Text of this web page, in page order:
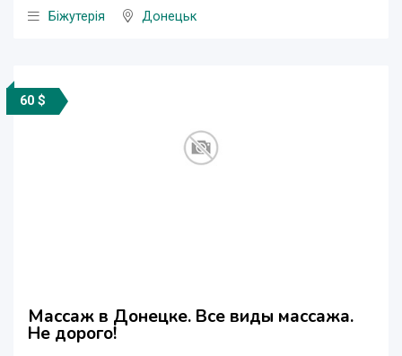
Біжутерія
Донецьк
60 $
Массаж в Донецке. Все виды массажа.
Не дорого!